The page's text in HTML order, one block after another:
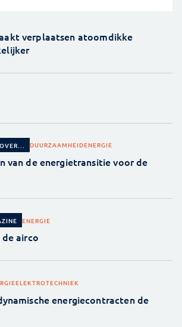
verplaatsen atoomdikke
DUURZAAMHEIDENERGIE
van de energietransitie voor de
ENERGIE
airco
ELEKTROTECHNIEK
energiecontracten de